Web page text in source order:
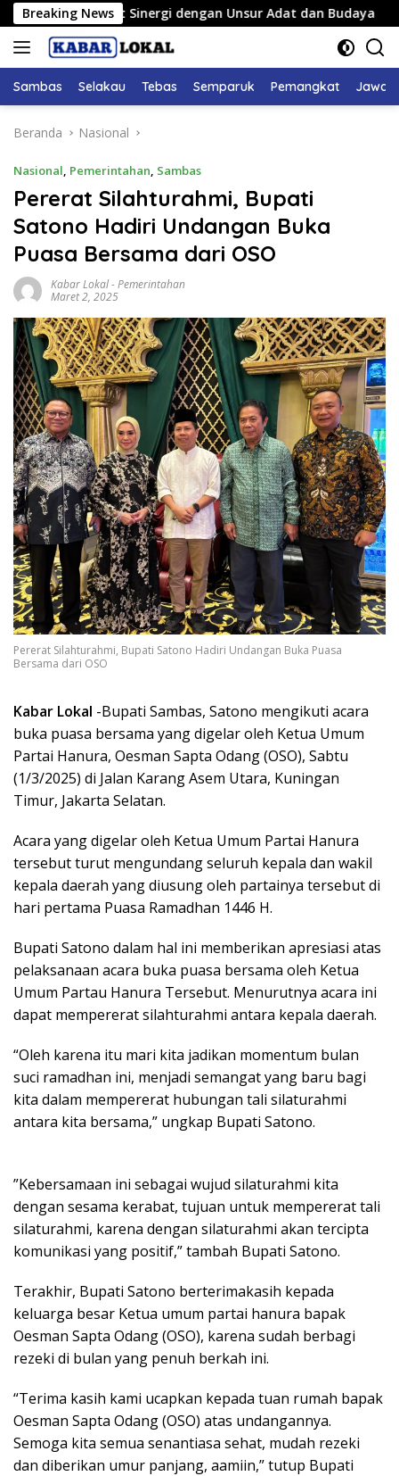
Langsung
ke
konten
Breaking News
Sinergi dengan Unsur Adat dan Budaya Hadiri
Sambas Selakau Tebas Semparuk Pemangkat Jawai
Beranda Nasional
Nasional, Pemerintahan, Sambas
Pererat Silahturahmi, Bupati
Satono Hadiri Undangan Buka
Puasa Bersama dari OSO
Kabar Lokal-Pemerintahan
Maret 2, 2025
Pererat Silahturahmi, Bupati Satono Hadiri Undangan Buka Puasa
Bersama dari OSO
Kabar Lokal -Bupati Sambas, Satono mengikuti acara
buka puasa bersama yang digelar oleh Ketua Umum
Partai Hanura, Oesman Sapta Odang (OSO), Sabtu
(1/3/2025) di Jalan Karang Asem Utara, Kuningan
Timur, Jakarta Selatan.
Acara yang digelar oleh Ketua Umum Partai Hanura
tersebut turut mengundang seluruh kepala dan wakil
kepala daerah yang diusung oleh partainya tersebut di
hari pertama Puasa Ramadhan 1446 H.
Bupati Satono dalam hal ini memberikan apresiasi atas
pelaksanaan acara buka puasa bersama oleh Ketua
Umum Partau Hanura Tersebut. Menurutnya acara ini
dapat mempererat silahturahmi antara kepala daerah.
“Oleh karena itu mari kita jadikan momentum bulan
suci ramadhan ini, menjadi semangat yang baru bagi
kita dalam mempererat hubungan tali silaturahmi
antara kita bersama,” ungkap Bupati Satono.
”Kebersamaan ini sebagai wujud silaturahmi kita
dengan sesama kerabat, tujuan untuk mempererat tali
silaturahmi, karena dengan silaturahmi akan tercipta
komunikasi yang positif,” tambah Bupati Satono.
Terakhir, Bupati Satono berterimakasih kepada
keluarga besar Ketua umum partai hanura bapak
Oesman Sapta Odang (OSO), karena sudah berbagi
rezeki di bulan yang penuh berkah ini.
“Terima kasih kami ucapkan kepada tuan rumah bapak
Oesman Sapta Odang (OSO) atas undangannya.
Semoga kita semua senantiasa sehat, mudah rezeki
dan diberikan umur panjang, aamiin,” tutup Bupati